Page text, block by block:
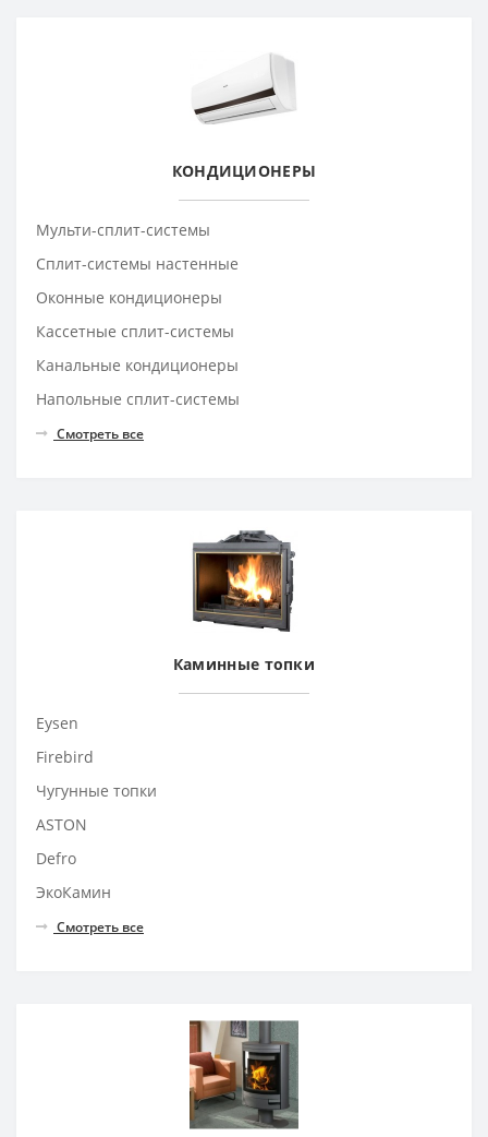
КОНДИЦИОНЕРЫ
Мульти-сплит-системы
Сплит-системы настенные
Оконные кондиционеры
Кассетные сплит-системы
Канальные кондиционеры
Напольные сплит-системы
Смотреть все
Каминные топки
Eysen
Firebird
Чугунные топки
ASTON
Defro
ЭкоКамин
Смотреть все